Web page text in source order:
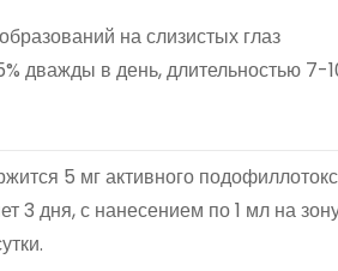
на слизистых глаз
дважды в день, длительностью 7-
5 мг активного
3 дня, с нанесением по 1 мл на